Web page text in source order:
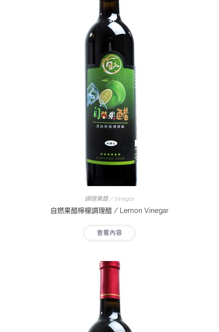
調理果醋 / Vinegar
自燃果醋檸檬調理醋 / Lemon Vinegar
查看內容